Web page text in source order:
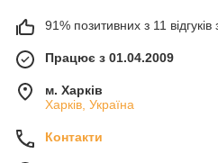
91% позитивних з 11 відгуків
Працює з 01.04.2009
м. Харків
Харків, Україна
Контакти